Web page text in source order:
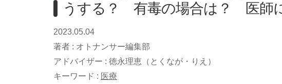
うする？ 有毒の場合は？ 医師
2023.05.04
著者 : オトナンサー編集部
アドバイザー : 徳永理恵（とくなが・りえ）
キーワード : 医療